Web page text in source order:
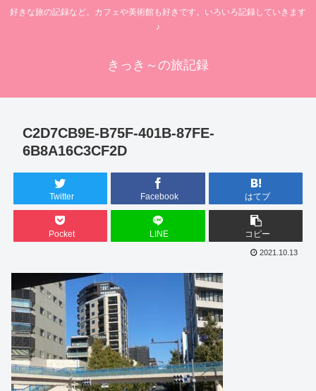
好きな旅の記録など。カフェや美術館も好きです。いろいろ記録していきます
♪
きっき～の旅記録
C2D7CB9E-B75F-401B-87FE-
6B8A16C3CF2D
Twitter Facebook はてブ
Pocket LINE コピー
2021.10.13